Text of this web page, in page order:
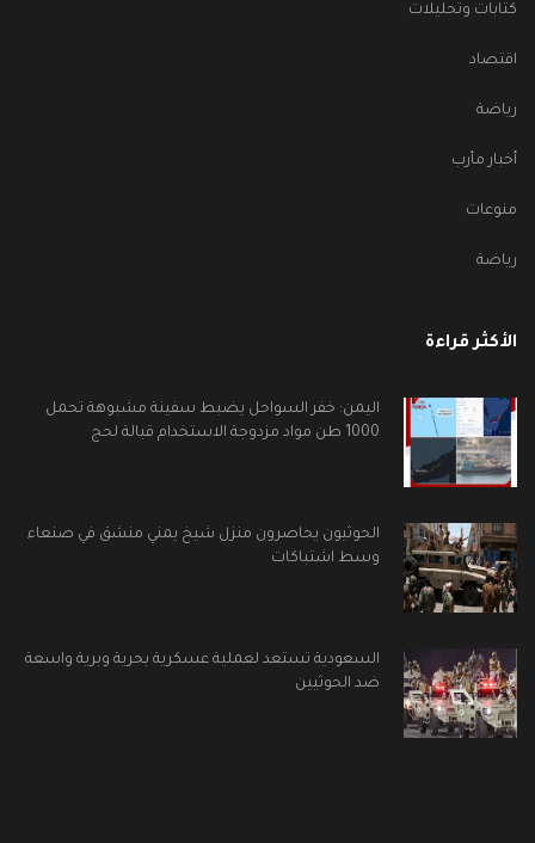
كتابات وتحليلات
اقتصاد
رياضة
أخبار مأرب
منوعات
رياضة
الأكثر قراءة
اليمن: خفر السواحل يضبط سفينة مشبوهة تحمل
1000 طن مواد مزدوجة الاستخدام قبالة لحج
الحوثيون يحاصرون منزل شيخ يمني منشق في صنعاء
وسط اشتباكات
السعودية تستعد لعملية عسكرية بحرية وبرية واسعة
ضد الحوثيين